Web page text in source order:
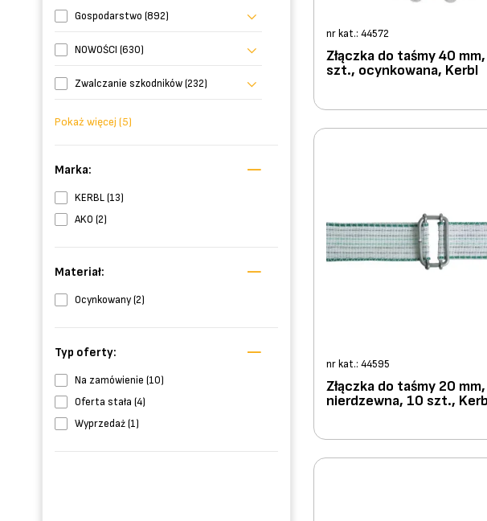
Gospodarstwo (892)
NOWOŚCI (630)
Zwalczanie szkodników (232)
Pokaż więcej (5)
Marka:
KERBL (13)
AKO (2)
Materiał:
Ocynkowany (2)
Typ oferty:
Na zamówienie (10)
Oferta stała (4)
Wyprzedaż (1)
nr kat.: 44572
Złączka do taśmy 40
szt., ocynkowana, Kerbl
nr kat.: 44595
Złączka do taśmy 20
nierdzewna, 10 szt.,